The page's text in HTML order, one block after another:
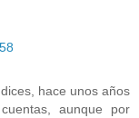
hace unos años
aunque por